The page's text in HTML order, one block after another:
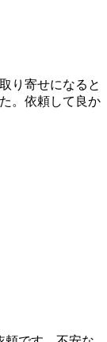
り寄せになると
。依頼して良か